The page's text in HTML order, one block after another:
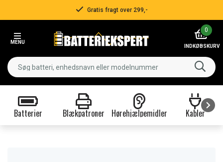
Gratis fragt over 299,-
MENU
0
INDKØBSKURV
Batterier Blækpatroner Hørehjælpemidler Kabler